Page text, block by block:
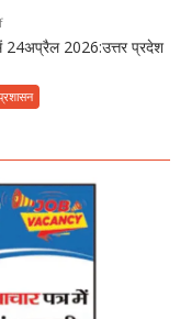
on
Prayagraj
UP
सख्त,आयोग
अप्रैल
फाइनल
24अप्रैल 2026:उत्तर प्रदेश